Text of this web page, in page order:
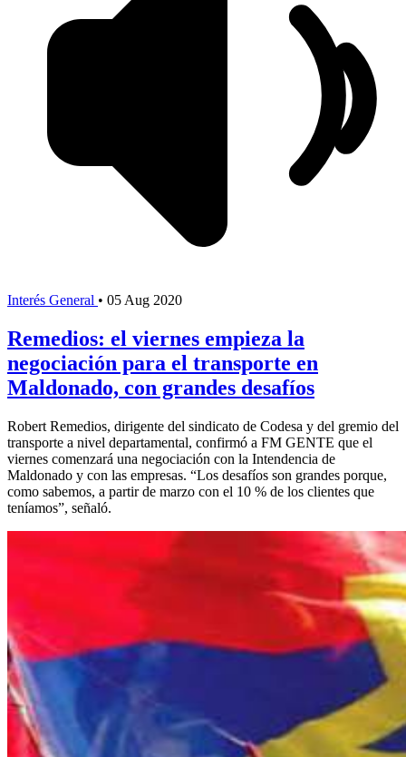
Interés General • 05 Aug 2020
Remedios: el viernes empieza la
negociación para el transporte en
Maldonado, con grandes desafíos
Robert Remedios, dirigente del sindicato de Codesa y del gremio del
transporte a nivel departamental, confirmó a FM GENTE que el
viernes comenzará una negociación con la Intendencia de
Maldonado y con las empresas. “Los desafíos son grandes porque,
como sabemos, a partir de marzo con el 10 % de los clientes que
teníamos”, señaló.